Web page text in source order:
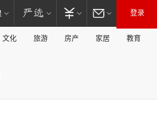
登录
文化 旅游 房产 家居 教育